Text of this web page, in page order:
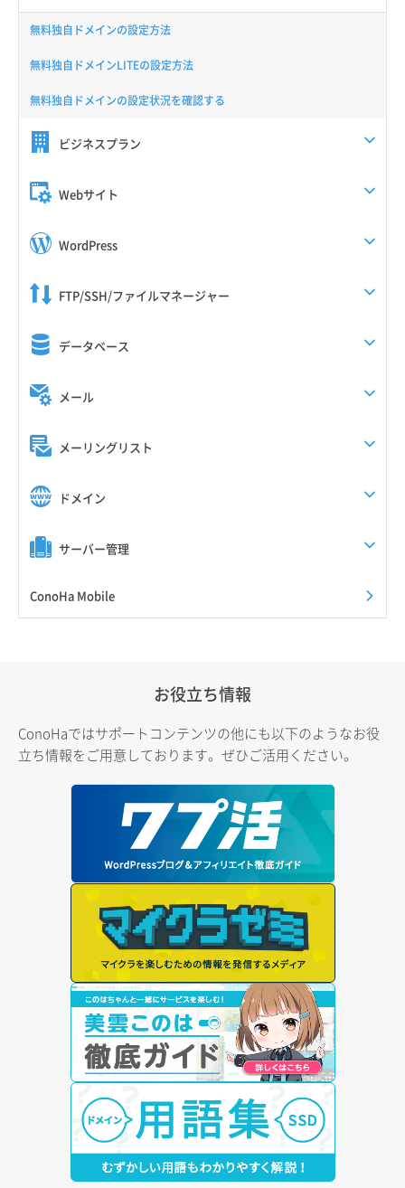
無料独自ドメインの設定方法
無料独自ドメインLITEの設定方法
無料独自ドメインの設定状況を確認する
ビジネスプラン
Webサイト
WordPress
FTP/SSH/ファイルマネージャー
データベース
メール
メーリングリスト
ドメイン
サーバー管理
ConoHa Mobile
お役立ち情報
ConoHaではサポートコンテンツの他にも以下のようなお役
立ち情報をご用意しております。ぜひご活用ください。